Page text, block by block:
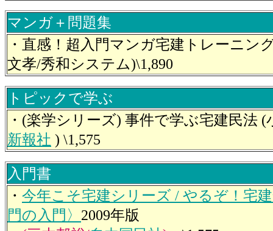
マンガ＋問題集
・直感！超入門マンガ宅建トレーニン
文孝/秀和システム)\1,890
トピックで学ぶ
・(楽学シリーズ) 事件で学ぶ宅建民法 (
新報社 ) \1,575
入門書
・ 今年こそ宅建シリーズ / やるぞ！宅
門の入門〉 2009年版